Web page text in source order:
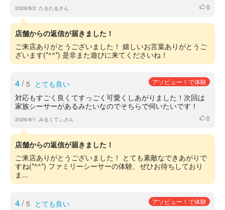
2026/8/2 たるたるさん いいね
0
店舗からの返信が届きました！
ご来店ありがとうございました！ 嬉しいお言葉ありがとうご
ざいます(*^^*) 是非また遊びに来てくださいね！
4/ 5 とても良い アソビュー！で体験
対応もすごく良くてすっごく可愛くしあがりました！次回は
家族シーサーがあるみたいなのでそちらで伺いたいです！
2026/8/1 みるくてぃさん いいね
0
店舗からの返信が届きました！
ご来店ありがとうございました！ とても素敵なできあがりで
すね(*^^*) ファミリーシーサーの体験、ぜひお待ちしており
ま...
4/ 5 とても良い アソビュー！で体験